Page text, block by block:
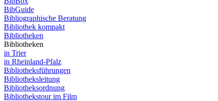
BibGuide
Bibliographische Beratung
Bibliothek kompakt
Bibliotheken
Bibliotheken
in Trier
in Rheinland-Pfalz
Bibliotheksführungen
Bibliotheksleitung
Bibliotheksordnung
Bibliothekstour im Film